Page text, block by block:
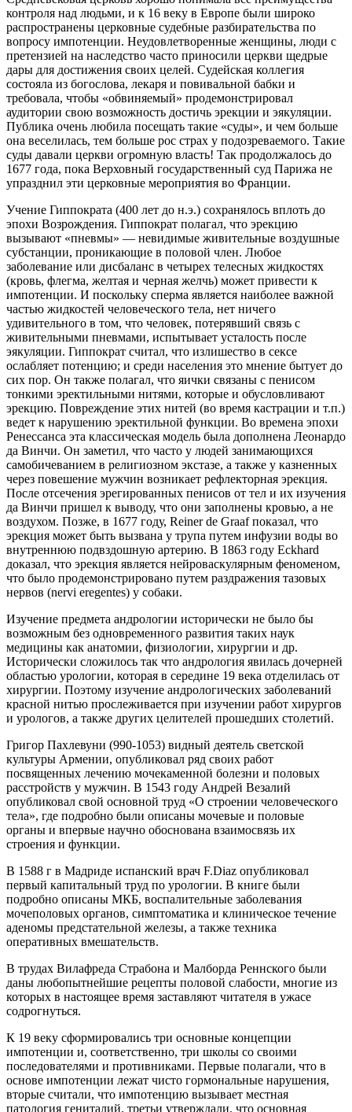
контроля над людьми, и к 16 веку в Европе были широко
распространены церковные судебные разбирательства по
вопросу импотенции. Неудовлетворенные женщины, люди с
претензией на наследство часто приносили церкви щедрые
дары для достижения своих целей. Судейская коллегия
состояла из богослова, лекаря и повивальной бабки и
требовала, чтобы «обвиняемый» продемонстрировал
аудитории свою возможность достичь эрекции и эякуляции.
Публика очень любила посещать такие «суды», и чем больше
она веселилась, тем больше рос страх у подозреваемого. Такие
суды давали церкви огромную власть! Так продолжалось до
1677 года, пока Верховный государственный суд Парижа не
упразднил эти церковные мероприятия во Франции.
Учение Гиппократа (400 лет до н.э.) сохранялось вплоть до
эпохи Возрождения. Гиппократ полагал, что эрекцию
вызывают «пневмы» — невидимые живительные воздушные
субстанции, проникающие в половой член. Любое
заболевание или дисбаланс в четырех телесных жидкостях
(кровь, флегма, желтая и черная желчь) может привести к
импотенции. И поскольку сперма является наиболее важной
частью жидкостей человеческого тела, нет ничего
удивительного в том, что человек, потерявший связь с
живительными пневмами, испытывает усталость после
эякуляции. Гиппократ считал, что излишество в сексе
ослабляет потенцию; и среди населения это мнение бытует до
сих пор. Он также полагал, что яички связаны с пенисом
тонкими эректильными нитями, которые и обусловливают
эрекцию. Повреждение этих нитей (во время кастрации и т.п.)
ведет к нарушению эректильной функции. Во времена эпохи
Ренессанса эта классическая модель была дополнена Леонардо
да Винчи. Он заметил, что часто у людей занимающихся
самобичеванием в религиозном экстазе, а также у казненных
через повешение мужчин возникает рефлекторная эрекция.
После отсечения эрегированных пенисов от тел и их изучения
да Винчи пришел к выводу, что они заполнены кровью, а не
воздухом. Позже, в 1677 году, Reiner de Graaf показал, что
эрекция может быть вызвана у трупа путем инфузии воды во
внутреннюю подвздошную артерию. В 1863 году Eckhard
доказал, что эрекция является нейроваскулярным феноменом,
что было продемонстрировано путем раздражения тазовых
нервов (nervi eregentes) у собаки.
Изучение предмета андрологии исторически не было бы
возможным без одновременного развития таких наук
медицины как анатомии, физиологии, хирургии и др.
Исторически сложилось так что андрология явилась дочерней
областью урологии, которая в середине 19 века отделилась от
хирургии. Поэтому изучение андрологических заболеваний
красной нитью прослеживается при изучении работ хирургов
и урологов, а также других целителей прошедших столетий.
Григор Пахлевуни (990-1053) видный деятель светской
культуры Армении, опубликовал ряд своих работ
посвященных лечению мочекаменной болезни и половых
расстройств у мужчин. В 1543 году Андрей Везалий
опубликовал свой основной труд «О строении человеческого
тела», где подробно были описаны мочевые и половые
органы и впервые научно обоснована взаимосвязь их
строения и функции.
В 1588 г в Мадриде испанский врач F.Diaz опубликовал
первый капитальный труд по урологии. В книге были
подробно описаны МКБ, воспалительные заболевания
мочеполовых органов, симптоматика и клиническое течение
аденомы предстательной железы, а также техника
оперативных вмешательств.
В трудах Вилафреда Страбона и Малборда Реннского были
даны любопытнейшие рецепты половой слабости, многие из
которых в настоящее время заставляют читателя в ужасе
содрогнуться.
К 19 веку сформировались три основные концепции
импотенции и, соответственно, три школы со своими
последователями и противниками. Первые полагали, что в
основе импотенции лежат чисто гормональные нарушения,
вторые считали, что импотенцию вызывает местная
патология гениталий, третьи утверждали, что основная